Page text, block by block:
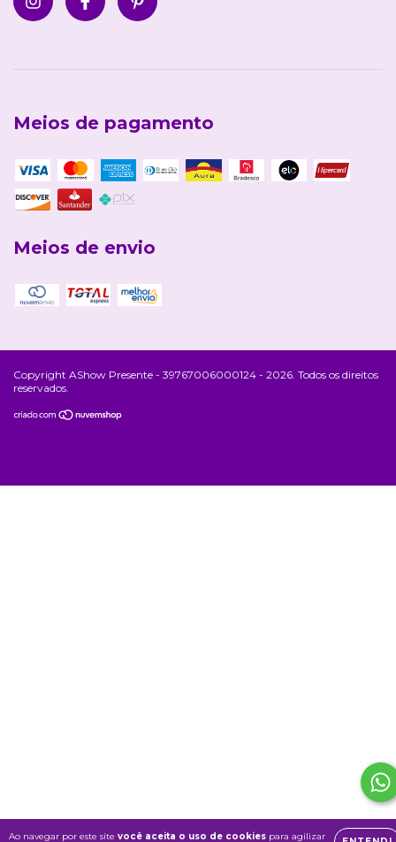
Ao navegar por este site você aceita o uso de cookies para agilizar
Meios de pagamento
Meios de envio
Copyright AShow Presente - 39767006000124 - 2026. Todos os direitos
reservados.